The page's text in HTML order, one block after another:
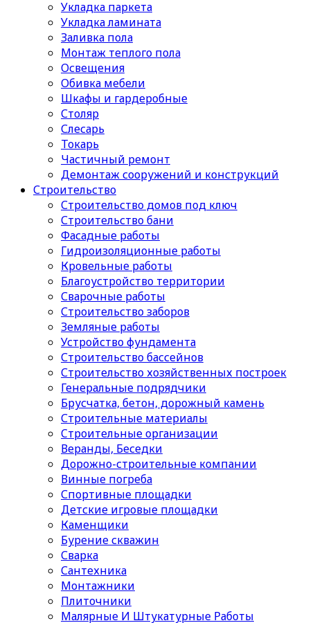
Укладка паркета
Укладка ламината
Заливка пола
Монтаж теплого пола
Освещения
Обивка мебели
Шкафы и гардеробные
Столяр
Слесарь
Токарь
Частичный ремонт
Демонтаж сооружений и конструкций
Строительство
Строительство домов под ключ
Строительство бани
Фасадные работы
Гидроизоляционные работы
Кровельные работы
Благоустройство территории
Сварочные работы
Строительство заборов
Земляные работы
Устройство фундамента
Строительство бассейнов
Строительство хозяйственных построек
Генеральные подрядчики
Брусчатка, бетон, дорожный камень
Строительные материалы
Cтроительные организации
Веранды, Беседки
Дорожно-строительные компании
Винные погреба
Спортивные площадки
Детские игровые площадки
Каменщики
Бурение скважин
Сварка
Сантехника
Монтажники
Плиточники
Малярные И Штукатурные Работы